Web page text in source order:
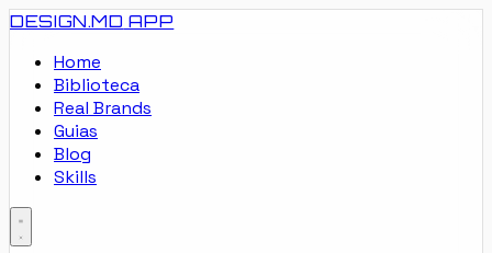
DESIGN.MD APP
Home
Biblioteca
Real Brands
Guias
Blog
Skills